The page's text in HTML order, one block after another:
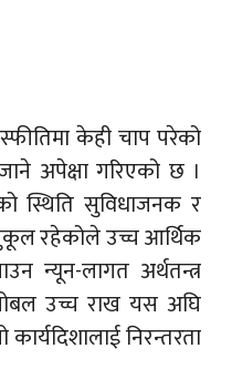
केही चाप परेको
अपेक्षा गरिएको छ ।
स्थिति सुविधाजनक र
रहेकोले उच्च आर्थिक
न्यून-लागत अर्थतन्त्र
उच्च राख यस अघि
निरन्तरता